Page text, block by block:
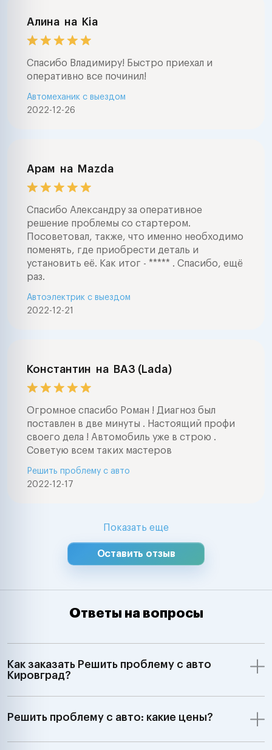
Алина на Kia
Спасибо Владимиру! Быстро приехал и
оперативно все починил!
2022-12-26
Автомеханик с выездом
Арам на Mazda
Спасибо Александру за оперативное
решение проблемы со стартером.
Посоветовал, также, что именно необходимо
поменять, где приобрести деталь и
установить её. Как итог - ***** . Спасибо, ещё
раз.
2022-12-21
Автоэлектрик с выездом
Константин на ВАЗ (Lada)
Огромное спасибо Роман ! Диагноз был
поставлен в две минуты . Настоящий профи
своего дела ! Автомобиль уже в строю .
Советую всем таких мастеров
2022-12-17
Решить проблему с авто
Показать еще
Оставить отзыв
Ответы на вопросы
Как заказать Решить проблему с авто
Кировград?
Решить проблему с авто: какие цены?